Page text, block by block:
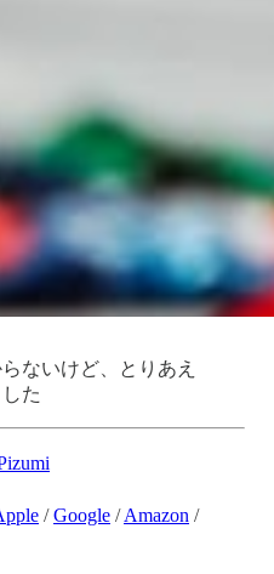
ないけど、とりあえ
た
/Google /Amazon /